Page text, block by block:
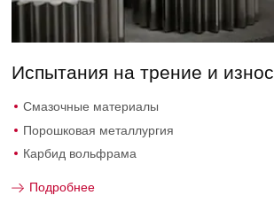
Испытания на трение и износ
Смазочные материалы
Порошковая металлургия
Карбид вольфрама
Подробнее